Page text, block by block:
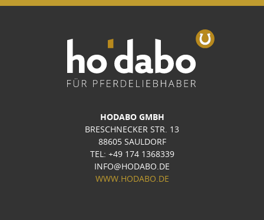
HODABO GMBH
BRESCHNECKER STR. 13
88605 SAULDORF
TEL: +49 174 1368339
INFO@HODABO.DE
WWW.HODABO.DE